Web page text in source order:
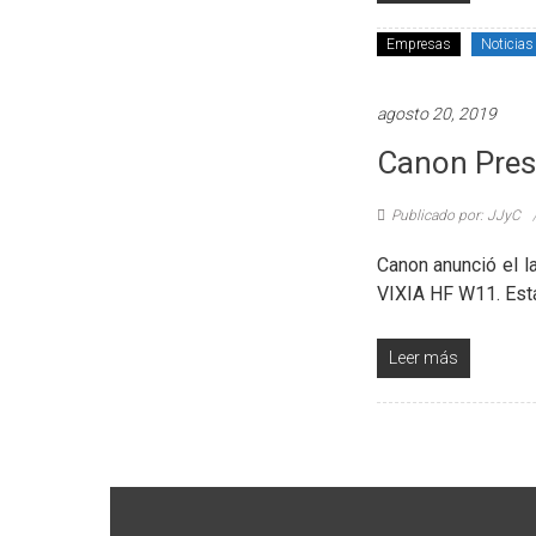
Empresas Noticias
agosto 20, 2019
Canon
Publicado por: JJyC
Canon anunció el
VIXIA HF W11.
Leer más